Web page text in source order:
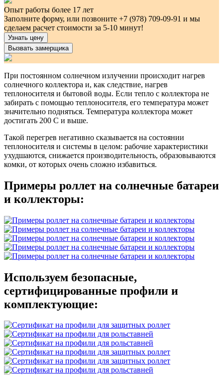
Опыт работы более 17 лет
Заполните форму, или позвоните +7 (978) 709-09-91 и мы
сделаем расчет стоимости за 5-10 минут!
Узнать цену
Вызвать замерщика
При постоянном солнечном излучении происходит нагрев
солнечного коллектора и, как следствие, нагрев
теплоносителя и бытовой воды. Если тепло с коллектора не
забирать с помощью теплоносителя, его температура может
значительно подняться. Температура коллектора может
достигать 200 С и выше.
Такой перегрев негативно сказывается на состоянии
теплоносителя и системы в целом: рабочие характеристики
ухудшаются, снижается производительность, образовываются
комки, от которых очень сложно избавиться.
Примеры роллет на солнечные батареи
и коллекторы:
Используем безопасные,
сертифицированные профили и
комплектующие: